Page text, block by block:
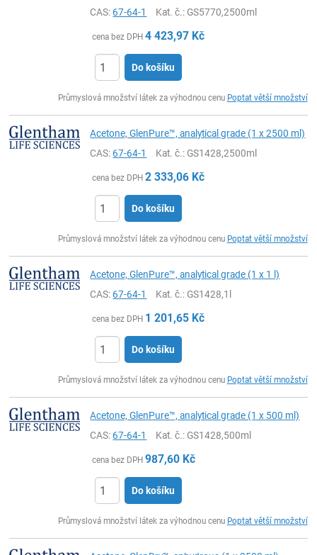
CAS:67-64-1 Kat. č.: GS5770,2500ml
cena bez DPH 4 423,97 Kč
Do košíku
Průmyslová množství látek za výhodnou cenu Poptat větší množství
Acetone, GlenPure™, analytical grade (1 x 2500 ml)
CAS:67-64-1 Kat. č.: GS1428,2500ml
cena bez DPH 2 333,06 Kč
Do košíku
Průmyslová množství látek za výhodnou cenu Poptat větší množství
Acetone, GlenPure™, analytical grade (1 x 1 l)
CAS:67-64-1 Kat. č.: GS1428,1l
cena bez DPH 1 201,65 Kč
Do košíku
Průmyslová množství látek za výhodnou cenu Poptat větší množství
Acetone, GlenPure™, analytical grade (1 x 500 ml)
CAS:67-64-1 Kat. č.: GS1428,500ml
cena bez DPH 987,60 Kč
Do košíku
Průmyslová množství látek za výhodnou cenu Poptat větší množství